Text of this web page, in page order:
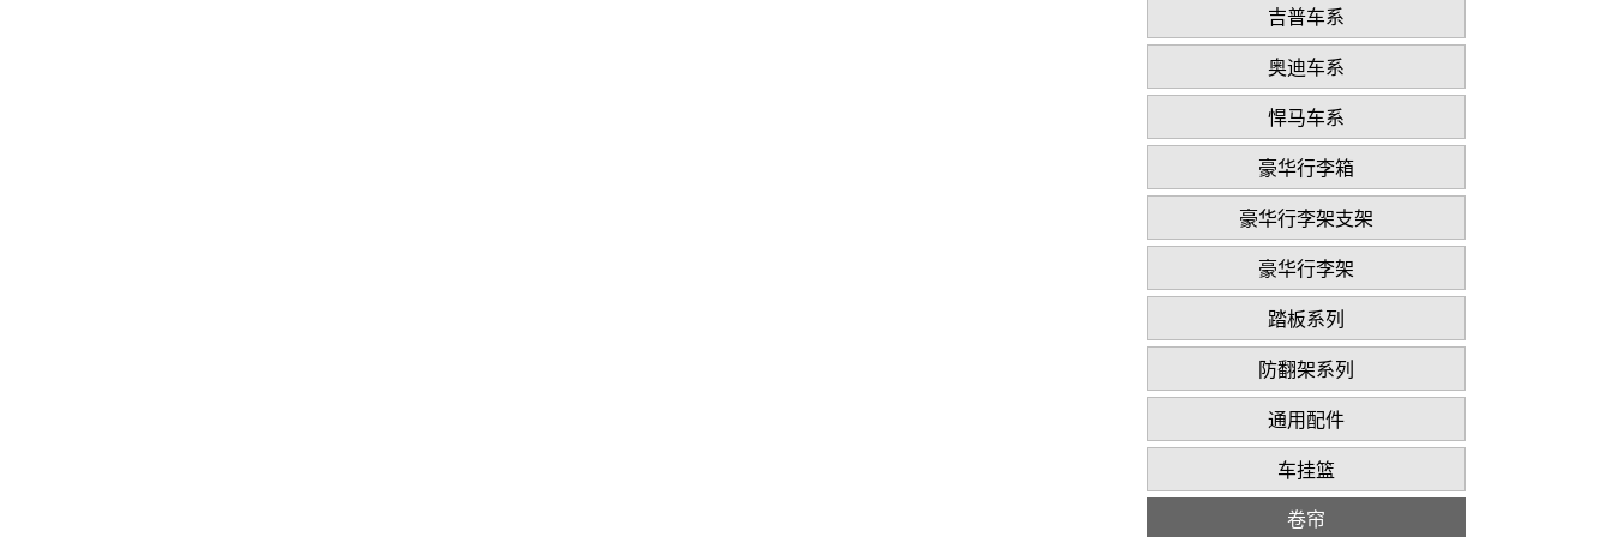
吉普车系
奥迪车系
悍马车系
豪华行李箱
豪华行李架支架
豪华行李架
踏板系列
防翻架系列
通用配件
车挂篮
卷帘